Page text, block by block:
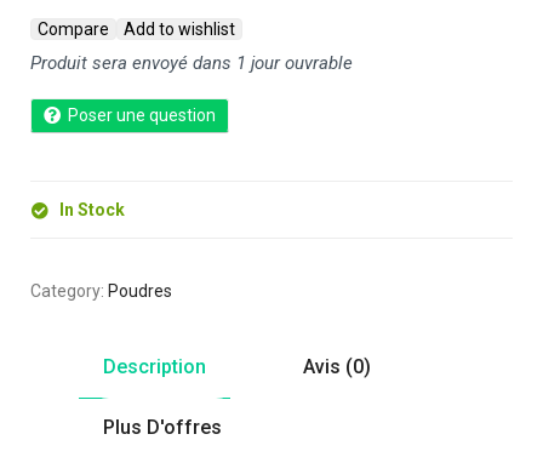
Compare Add to wishlist
Produit sera envoyé dans 1 jour ouvrable
Poser une question
In Stock
Category: Poudres
Description Avis (0)
Plus D'offres